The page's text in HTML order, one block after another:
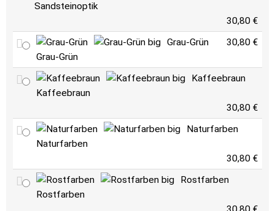
Sandsteinoptik
30,80 €
Grau-Grün
Grau-Grün 30,80 €
Kaffeebraun
Kaffeebraun
30,80 €
Naturfarben
Naturfarben
30,80 €
Rostfarben
Rostfarben